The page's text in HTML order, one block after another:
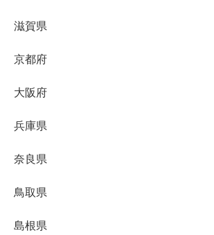
滋賀県
京都府
大阪府
兵庫県
奈良県
鳥取県
島根県